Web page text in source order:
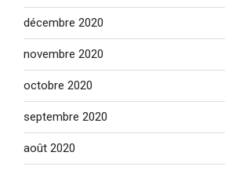
décembre 2020
novembre 2020
octobre 2020
septembre 2020
août 2020